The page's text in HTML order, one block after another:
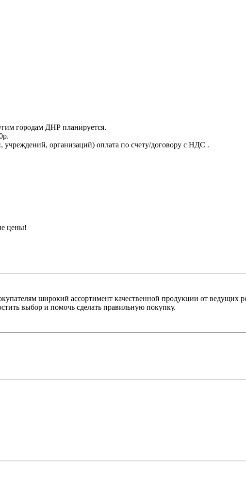
городам ДНР планируется.
организаций) оплата по счету/договору с НДС .
цены!
широкий ассортимент качественной продукции от ведущих
выбор и помочь сделать правильную покупку.